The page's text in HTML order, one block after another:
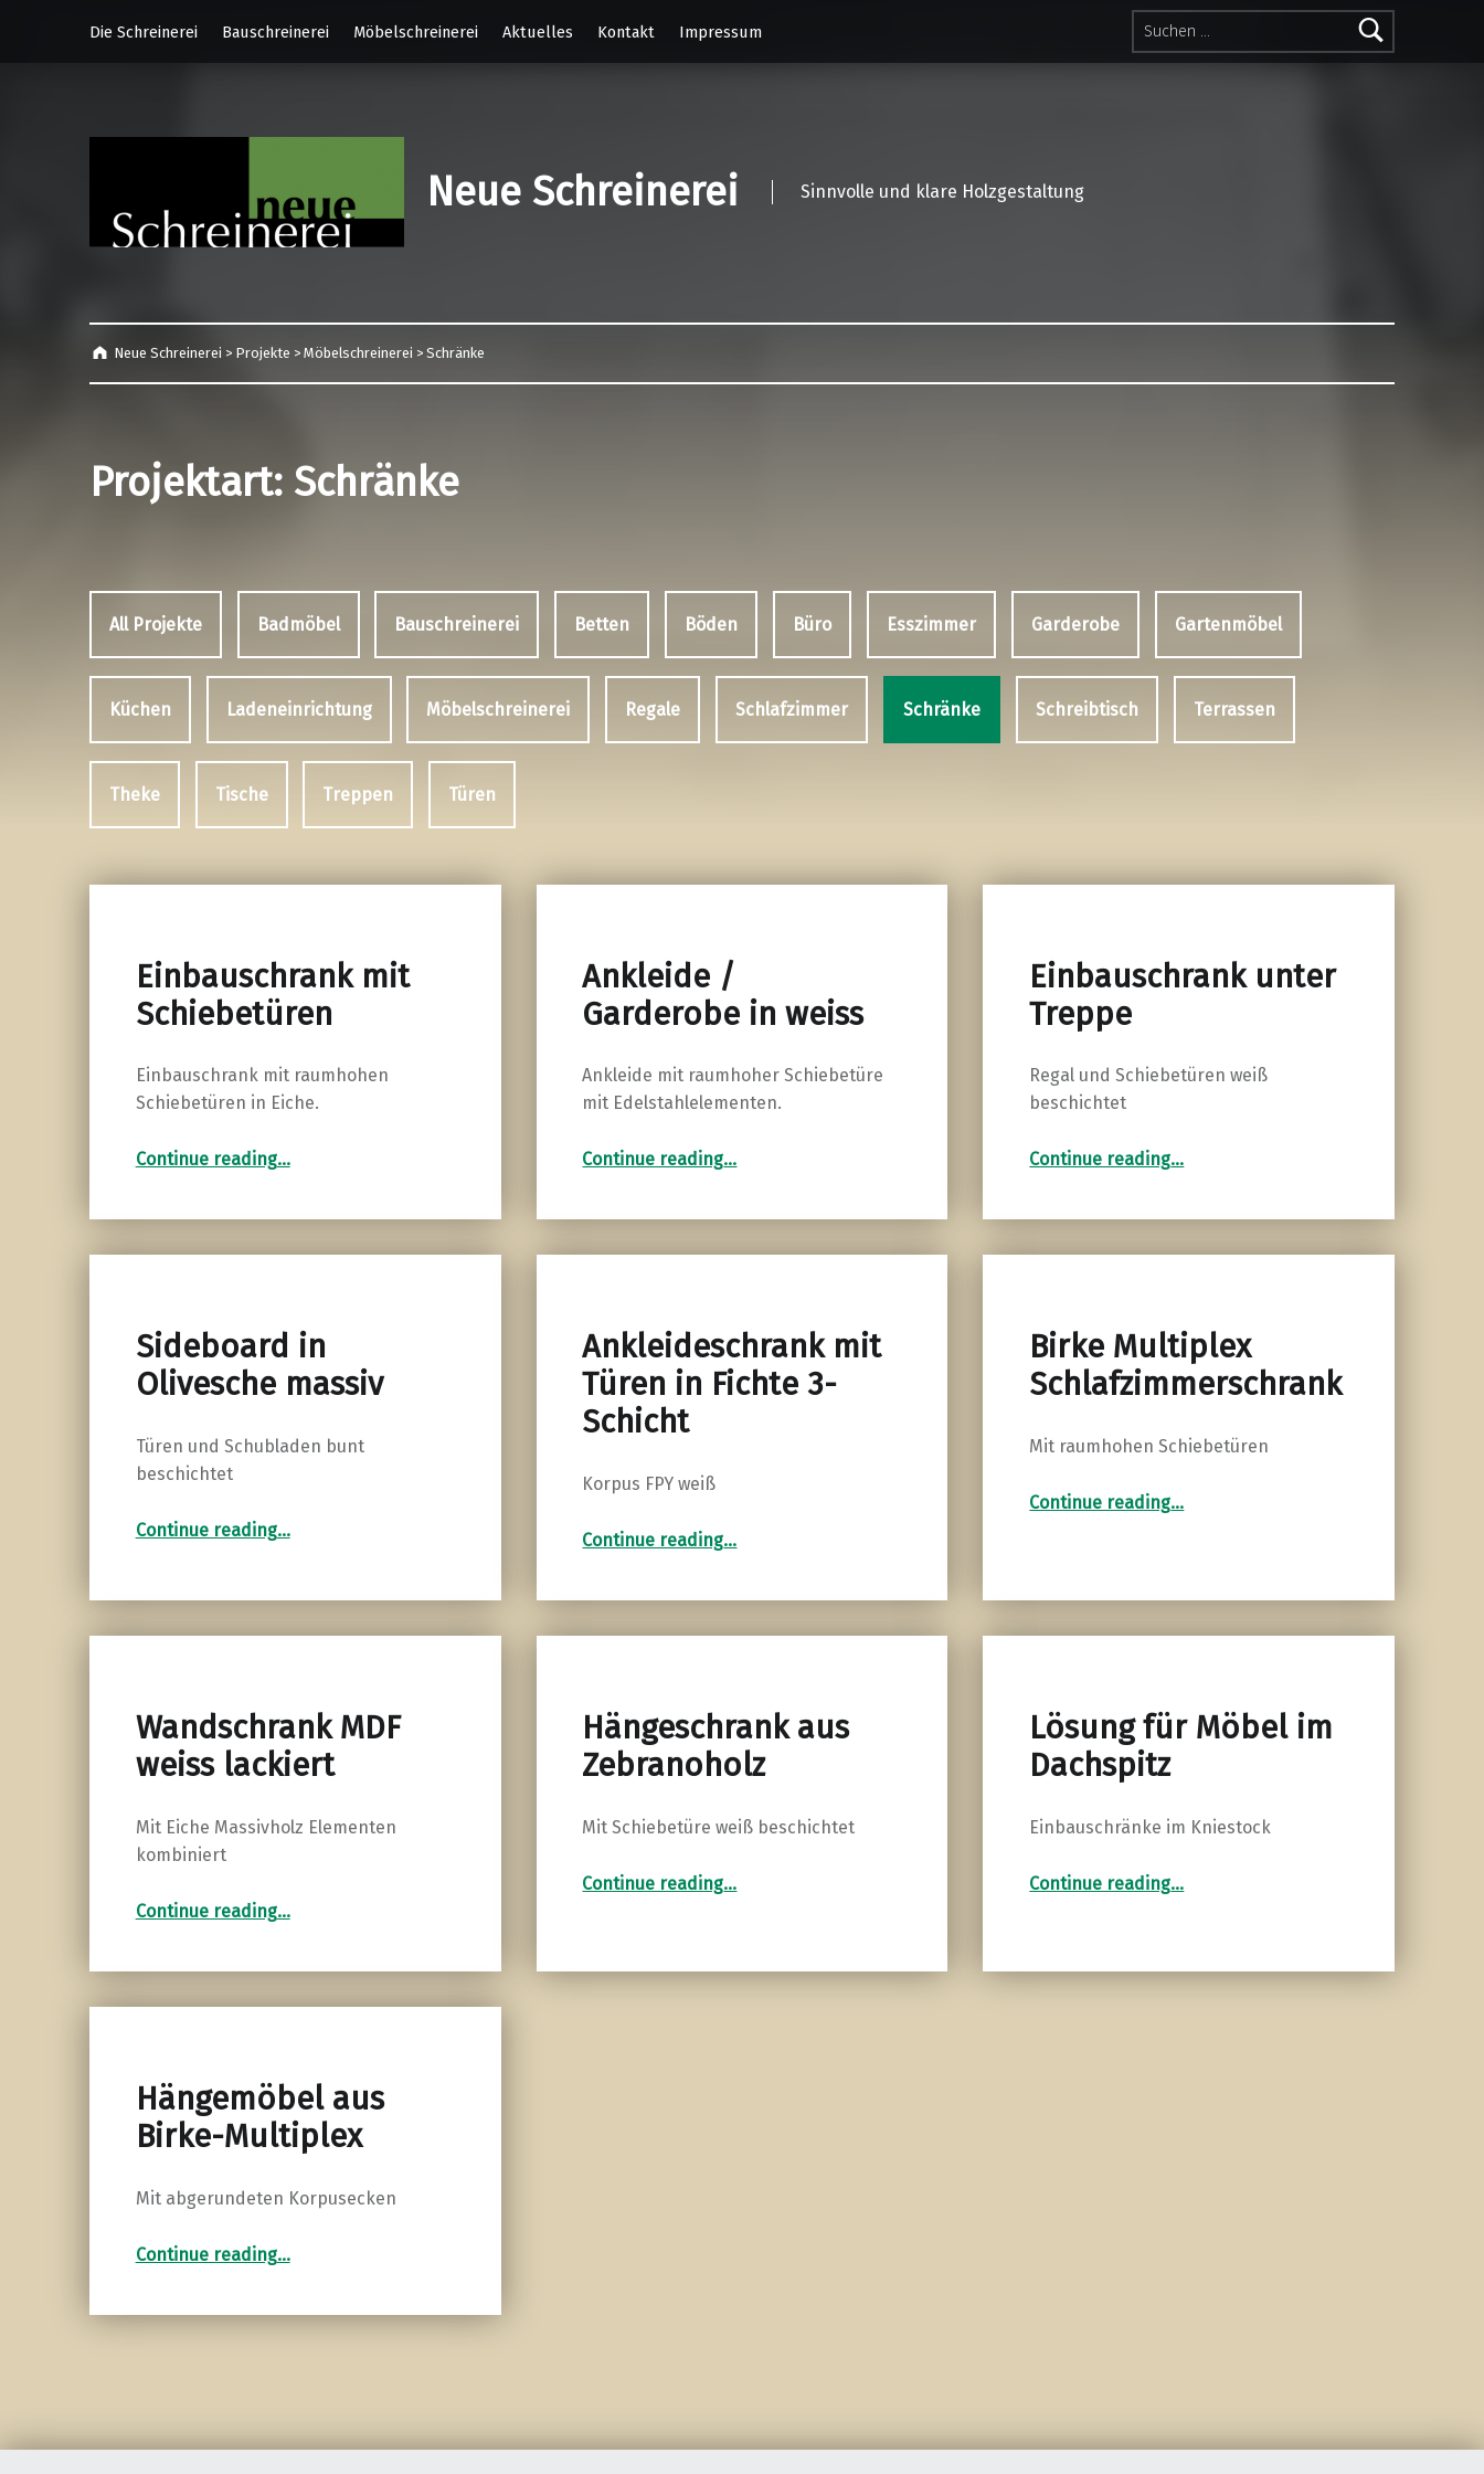
Suchen nach:
Die Schreinerei
Bauschreinerei Möbelschreinerei Aktuelles Kontakt Impressum
Neue Schreinerei Sinnvolle und klare Holzgestaltung
Neue Schreinerei > Projekte >Möbelschreinerei >Schränke
Projektart: Schränke
All Projekte Badmöbel Bauschreinerei Betten Böden Büro Esszimmer Garderobe Gartenmöbel
Küchen Ladeneinrichtung Möbelschreinerei Regale Schlafzimmer Schränke Schreibtisch Terrassen
Theke Tische Treppen Türen
Einbauschrank mit
Schiebetüren
Einbauschrank mit raumhohen
Schiebetüren in Eiche.
Continue reading…
Ankleide /
Garderobe in weiss
Ankleide mit raumhoher Schiebetüre
mit Edelstahlelementen.
Continue reading“Ankleide / Garderobe in weiss”
…
Einbauschrank unter
Treppe
Regal und Schiebetüren weiß
beschichtet
Continue reading…
Sideboard in
Olivesche massiv
Türen und Schubladen bunt
beschichtet
Continue reading
“Sideboard in Olivesche massiv”
…
Ankleideschrank mit
Türen in Fichte 3-
Schicht
Korpus FPY weiß
Continue reading“Ankleideschrank mit Türen in Fichte 3-Schicht”
…
Birke Multiplex
Schlafzimmerschrank
Mit raumhohen Schiebetüren
Continue reading…
Wandschrank MDF
weiss lackiert
Mit Eiche Massivholz Elementen
kombiniert
Continue reading
“Wandschrank MDF weiss lackiert”
…
Hängeschrank aus
Zebranoholz
Mit Schiebetüre weiß beschichtet
Continue reading…
Lösung für Möbel im
Dachspitz
Einbauschränke im Kniestock
Continue reading“Lösung für Möbel im Dachspitz”
…
Hängemöbel aus
Birke-Multiplex
Mit abgerundeten Korpusecken
Continue reading…